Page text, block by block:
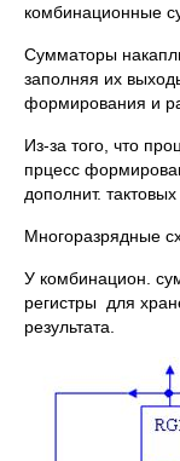
комбинационные
Сумматоры
заполняя их
формирования и
Из-за того, что
прцесс
дополнит.
Многоразрядные
У комбинацион.
регистры для
результата.